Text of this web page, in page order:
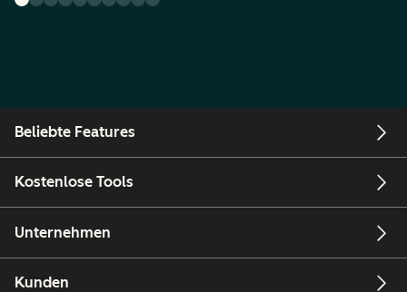
Beliebte Features
Kostenlose Tools
Unternehmen
Kunden